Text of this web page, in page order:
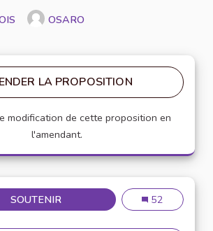
OSARO
LA PROPOSITION
modification de cette proposition en
l'amendant.
SOUTENIRCRÉATION D'UNCréation d'un
52